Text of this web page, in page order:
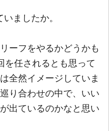
ましたか。
フをやるかどうかも
を任されるとも思って
全然イメージしていま
り合わせの中で、いい
出ているのかなと思い